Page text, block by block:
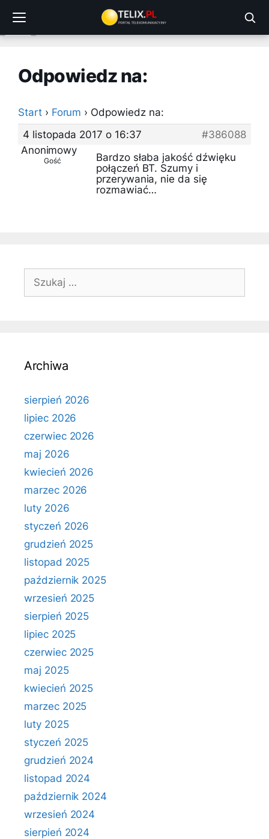
treści
Odpowiedz na:
Start › Forum › Odpowiedz na:
4 listopada 2017 o 16:37
#386088
Anonimowy
Gość
Bardzo słaba jakość dźwięku
połączeń BT. Szumy i
przerywania, nie da się
rozmawiać…
Szukaj:
Archiwa
sierpień 2026
lipiec 2026
czerwiec 2026
maj 2026
kwiecień 2026
marzec 2026
luty 2026
styczeń 2026
grudzień 2025
listopad 2025
październik 2025
wrzesień 2025
sierpień 2025
lipiec 2025
czerwiec 2025
maj 2025
kwiecień 2025
marzec 2025
luty 2025
styczeń 2025
grudzień 2024
listopad 2024
październik 2024
wrzesień 2024
sierpień 2024